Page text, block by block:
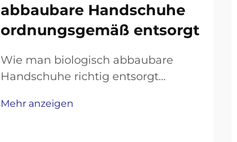
abbaubare Handschuhe
ordnungsgemäß entsorgt
Wie man biologisch abbaubare
Handschuhe richtig entsorgt
sind eine beliebte
Mehr anzeigen